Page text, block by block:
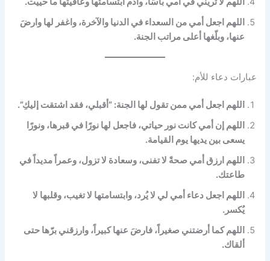
اللهم اجعل أمي من السعداء في الدنيا والآخرة، واغفر لها وارضَ
عنها، وبلّغها أعلى مراتب الجنة.
عبارات دعاء للأم:
اللهم اجعل أمي ممن تقول لها الجنة: “أقبلي، فقد اشتقت إليكِ”.
اللهم إن أمي كانت نور حياتي، فاجعل لها نورًا في قبرها، ونورًا
يسعى بين يديها يوم القيامة.
اللهم ارزق أمي صحةً لا تفنى، وسعادة لا تزول، وعمراً مديداً في
طاعتك.
اللهم اجعل دعاء أمي لي لا يُرد، وابتسامتها لا تغيب، وقلبها لا
يُكسر.
اللهم كما أرضتني صغيراً، فارضَ عنها كبيراً، وارزقني برّها حتى
ألقاك.